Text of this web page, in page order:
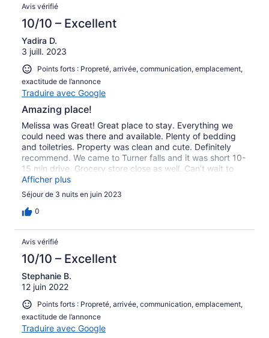
Avis vérifié
10/10 – Excellent
Yadira D.
3 juill. 2023
Points forts : Propreté, arrivée, communication, emplacement,
exactitude de l’annonce
Traduire avec Google
Amazing place!
Melissa was Great! Great place to stay. Everything we
could need was there and available. Plenty of bedding
and toiletries. Property was clean and cute. Definitely
recommend. We came to Turner falls and it was short 10-
15 min drive. Grocery store close as well. Can’t wait to
come back!
Afficher plus
Séjour de 3 nuits en juin 2023
0
Avis vérifié
10/10 – Excellent
Stephanie B.
12 juin 2022
Points forts : Propreté, arrivée, communication, emplacement,
exactitude de l’annonce
Traduire avec Google